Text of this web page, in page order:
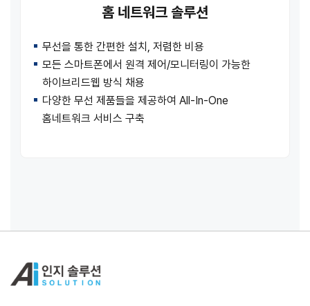
홈 네트워크 솔루션
무선을 통한 간편한 설치, 저렴한 비용
모든 스마트폰에서 원격 제어/모니터링이 가능한
하이브리드웹 방식 채용
다양한 무선 제품들을 제공하여 All-In-One
홈네트워크 서비스 구축